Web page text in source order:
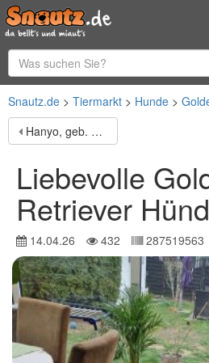
Snautz.de Tiermarkt Hunde
Hanyo, geb. ca. 12/2023, lebt auf einer Pflegestelle in 23556 Lübeck
Liebevolle
Retriever
14.04.26 432 287519563